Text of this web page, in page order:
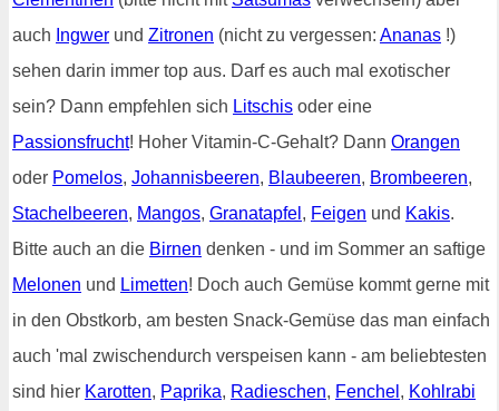
auch Ingwer und Zitronen (nicht zu vergessen: Ananas !)
sehen darin immer top aus. Darf es auch mal exotischer
sein? Dann empfehlen sich Litschis oder eine
Passionsfrucht! Hoher Vitamin-C-Gehalt? Dann Orangen
oder Pomelos, Johannisbeeren, Blaubeeren, Brombeeren,
Stachelbeeren, Mangos, Granatapfel , Feigen und Kakis.
Bitte auch an die Birnen denken - und im Sommer an saftige
Melonen und Limetten! Doch auch Gemüse kommt gerne mit
in den Obstkorb, am besten Snack-Gemüse das man einfach
auch 'mal zwischendurch verspeisen kann - am beliebtesten
sind hier Karotten, Paprika, Radieschen, Fenchel , Kohlrabi